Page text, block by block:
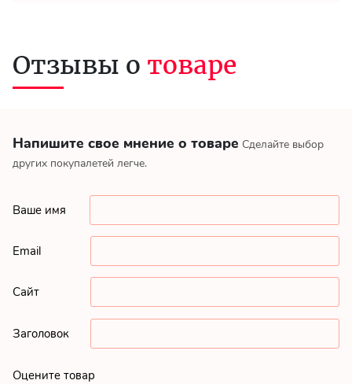
Напишите свое мнение о товаре Сделайте выбор
других покупалетей легче.
Ваше имя
Email
Сайт
Заголовок
Оцените товар
Отзывы о товаре